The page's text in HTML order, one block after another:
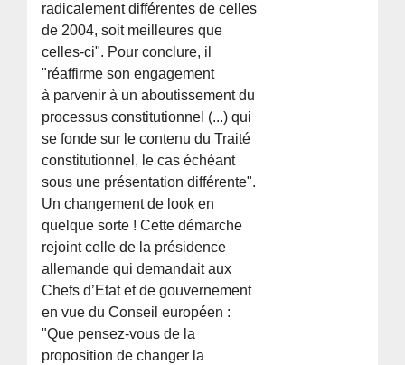
radicalement différentes de celles
de 2004, soit meilleures que
celles-ci". Pour conclure, il
"réaffirme son engagement
à parvenir à un aboutissement du
processus constitutionnel (...) qui
se fonde sur le contenu du Traité
constitutionnel, le cas échéant
sous une présentation différente".
Un changement de look en
quelque sorte ! Cette démarche
rejoint celle de la présidence
allemande qui demandait aux
Chefs d’Etat et de gouvernement
en vue du Conseil européen :
"Que pensez-vous de la
proposition de changer la